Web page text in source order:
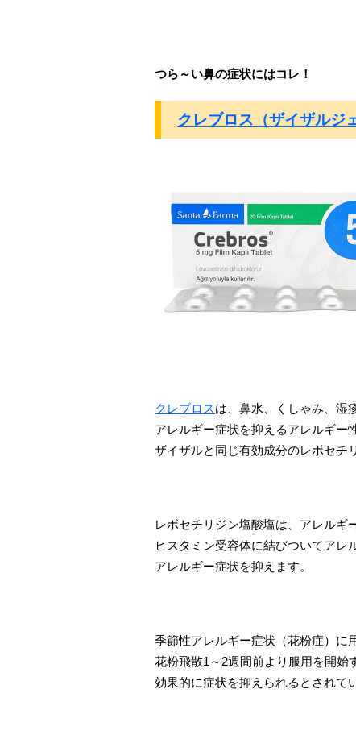
つら～い鼻の症状にはコレ！
クレブロス（ザイザルジ
クレブロスは、鼻水、くしゃみ、湿
アレルギー症状を抑えるアレルギー
ザイザルと同じ有効成分のレボセチ
レボセチリジン塩酸塩は、アレルギ
ヒスタミン受容体に結びついてアレ
アレルギー症状を抑えます。
季節性アレルギー症状（花粉症）に
花粉飛散1～2週間前より服用を開始
効果的に症状を抑えられるとされて